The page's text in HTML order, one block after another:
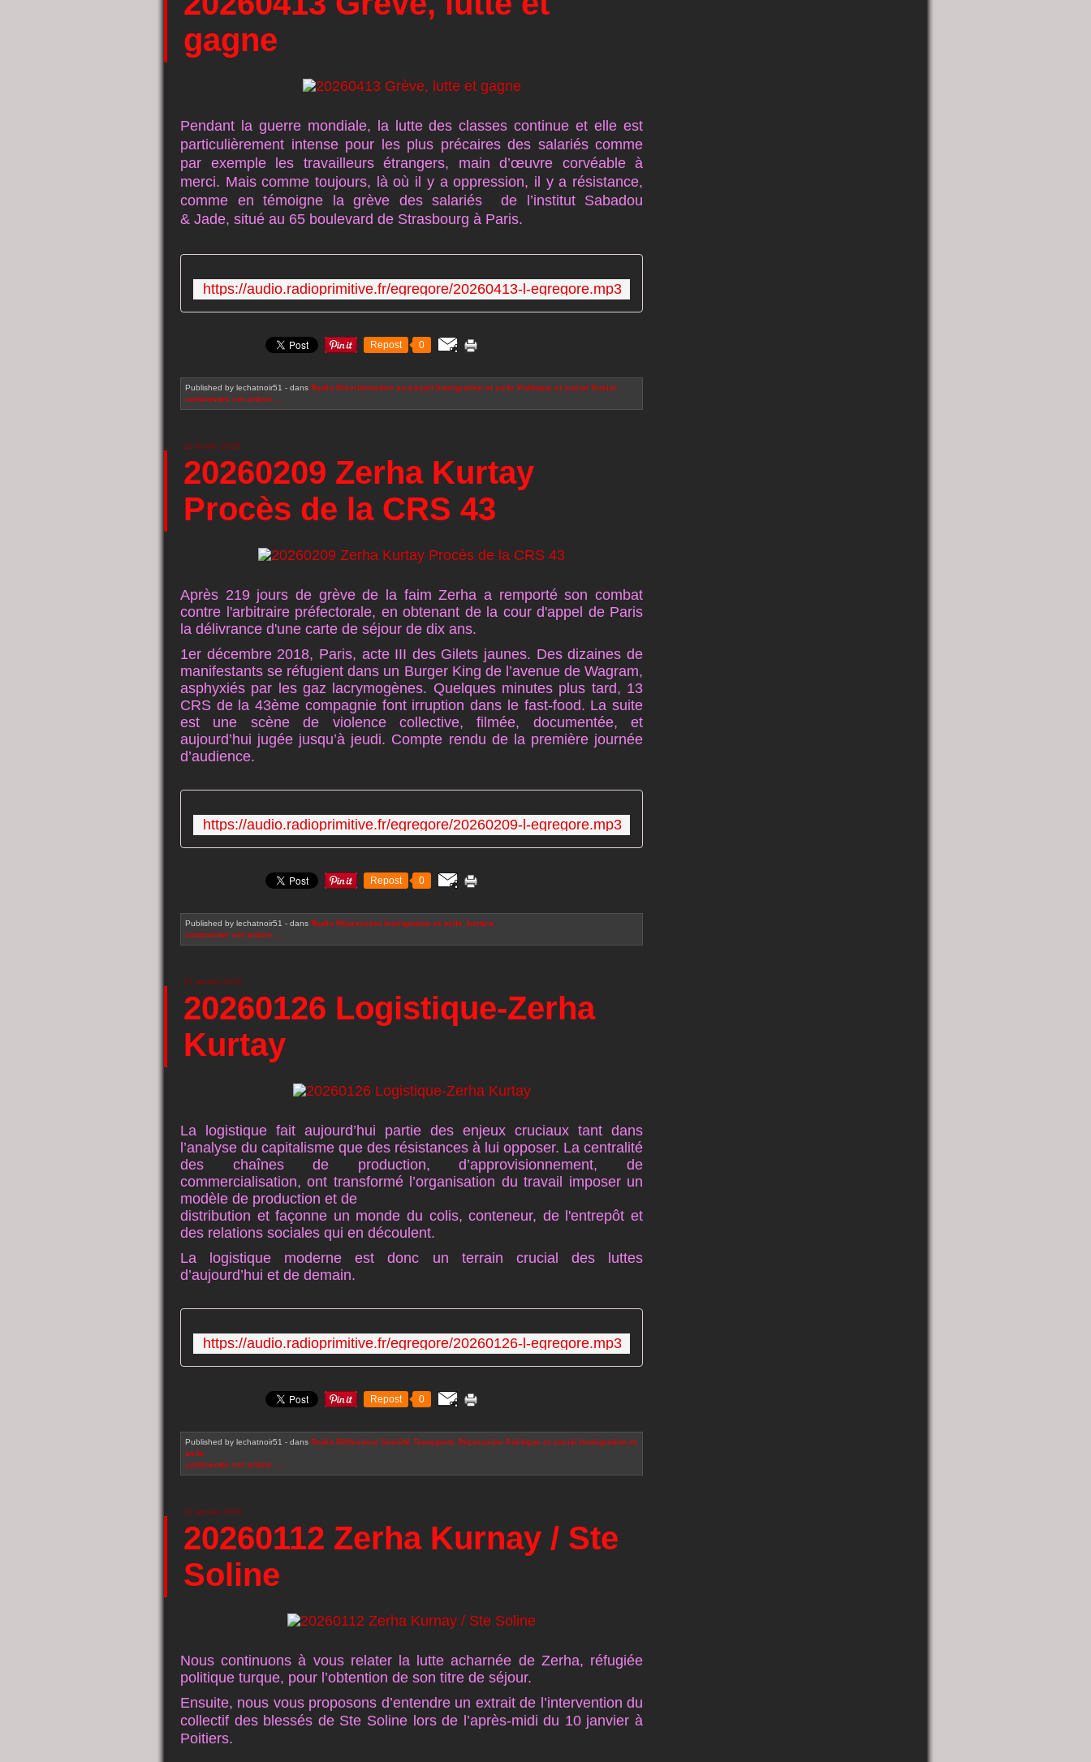
gagne
Pendant la guerre mondiale, la lutte des classes continue et elle est
particulièrement intense pour les plus précaires des salariés comme
par exemple les travailleurs étrangers, main d’œuvre corvéable à
merci. Mais comme toujours, là où il y a oppression, il y a résistance,
comme en témoigne la grève des salariés de l’institut Sabadou
& Jade, situé au 65 boulevard de Strasbourg à Paris.
https://audio.radioprimitive.fr/egregore/20260413-l-egregore.mp3
Repost 0
Published by lechatnoir51 - dans Radio Discrimination au travail Immigration et asile Politique et social Social
commenter cet article
10 février 2026
20260209 Zerha Kurtay
Procès de la CRS 43
Après 219 jours de grève de la faim Zerha a remporté son combat
contre l'arbitraire préfectorale, en obtenant de la cour d'appel de Paris
la délivrance d'une carte de séjour de dix ans.
1er décembre 2018, Paris, acte III des Gilets jaunes. Des dizaines de
manifestants se réfugient dans un Burger King de l’avenue de Wagram,
asphyxiés par les gaz lacrymogènes. Quelques minutes plus tard, 13
CRS de la 43ème compagnie font irruption dans le fast-food. La suite
est une scène de violence collective, filmée, documentée, et
aujourd’hui jugée jusqu’à jeudi. Compte rendu de la première journée
d’audience.
https://audio.radioprimitive.fr/egregore/20260209-l-egregore.mp3
Repost 0
Published by lechatnoir51 - dans Radio Répression Immigration et asile Justice
commenter cet article
27 janvier 2026
20260126 Logistique-Zerha
Kurtay
La logistique fait aujourd’hui partie des enjeux cruciaux tant dans
l’analyse du capitalisme que des résistances à lui opposer. La centralité
des chaînes de production, d’approvisionnement, de
commercialisation, ont transformé l’organisation du travail imposer un
modèle de production et de
distribution et façonne un monde du colis, conteneur, de l'entrepôt et
des relations sociales qui en découlent.
La logistique moderne est donc un terrain crucial des luttes
d’aujourd’hui et de demain.
https://audio.radioprimitive.fr/egregore/20260126-l-egregore.mp3
Repost 0
Published by lechatnoir51 - dans Radio Réflexions Société Transports Répression Politique et social Immigration et
asile
commenter cet article
12 janvier 2026
20260112 Zerha Kurnay / Ste
Soline
Nous continuons à vous relater la lutte acharnée de Zerha, réfugiée
politique turque, pour l’obtention de son titre de séjour.
Ensuite, nous vous proposons d’entendre un extrait de l’intervention du
collectif des blessés de Ste Soline lors de l’après-midi du 10 janvier à
Poitiers.